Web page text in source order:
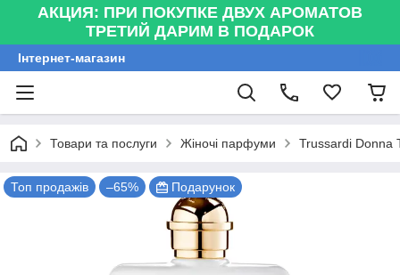
АКЦИЯ: ПРИ ПОКУПКЕ ДВУХ АРОМАТОВ
ТРЕТИЙ ДАРИМ В ПОДАРОК
Інтернет-магазин
Товари та послуги Жіночі парфуми Trussardi Donna
Топ продажів –65% Подарунок